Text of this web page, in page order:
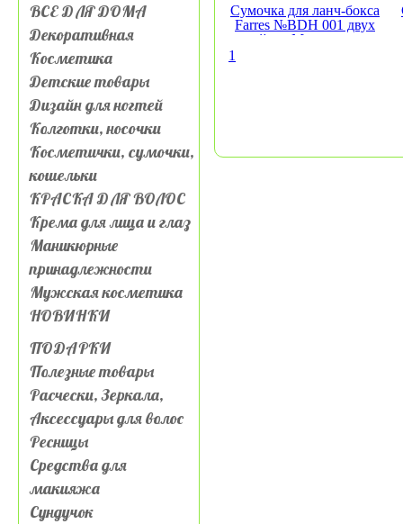
ВСЕ ДЛЯ ДОМА
Декоративная
Косметика
Детские товары
Дизайн для ногтей
Колготки, носочки
Косметички, сумочки,
кошельки
КРАСКА ДЛЯ ВОЛОС
Крема для лица и глаз
Маникюрные
принадлежности
Мужская косметика
НОВИНКИ
ПОДАРКИ
Полезные товары
Расчески, Зеркала,
Аксессуары для волос
Ресницы
Средства для
макияжа
Сундучок
Сумочка для ланч-бокса
Farres №BDH 001 двух
слойная Мультяшные
1